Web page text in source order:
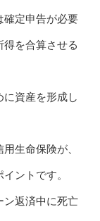
確定申告が必要
得を合算させる
に資産を形成し
生命保険が、
ントです。
ン返済中に死亡